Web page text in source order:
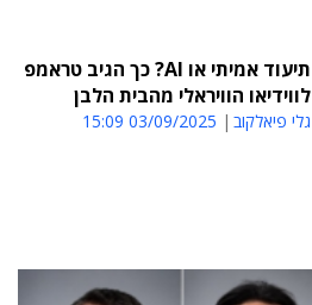
תיעוד אמיתי או AI? כך הגיב טראמפ
לווידיאו הוויראלי מהבית הלבן
גלי פיאלקוב 03/09/2025 15:09